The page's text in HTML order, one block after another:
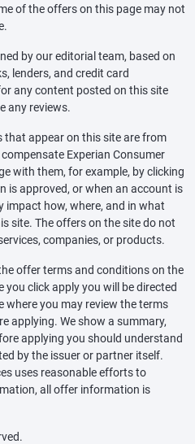
of the offers on this page may not
by our editorial team, based on
lenders, and credit card
any content posted on this site
any reviews.
that appear on this site are from
Experian Consumer
with them, for example, by clicking
is approved, or when an account is
impact how, where, and in what
site. The offers on the site do not
companies, or products.
offer terms and conditions on the
you click apply you will be directed
where you may review the terms
applying. We show a summary,
applying you should understand
by the issuer or partner itself.
uses reasonable efforts to
all offer information is